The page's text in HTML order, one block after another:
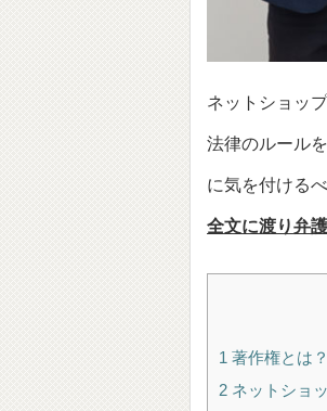
ネットショッ
法律のルール
に気を付ける
全文に渡り弁
1 著作権とは？
2 ネットショ